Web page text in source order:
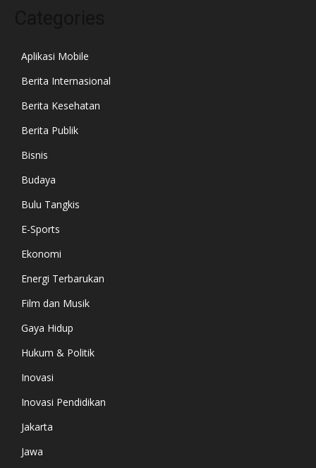
Aplikasi Mobile
Berita Internasional
Berita Kesehatan
Berita Publik
Bisnis
Budaya
Bulu Tangkis
E-Sports
Ekonomi
Energi Terbarukan
Film dan Musik
Gaya Hidup
Hukum & Politik
Inovasi
Inovasi Pendidikan
Jakarta
Jawa